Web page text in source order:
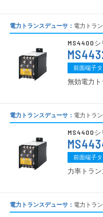
電力トランスデューサ： 電力トラ
MS4400 シ
前面端子
無効電力
電力トランスデューサ： 電力トラ
MS4400 シ
前面端子
力率トラ
電力トランスデューサ： 電力トラ